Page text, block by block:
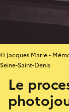
Le
© Jacques Marie -
Seine-Saint-Denis